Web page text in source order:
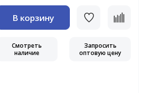
В корзину
Смотреть
наличие
Запросить
оптовую цену